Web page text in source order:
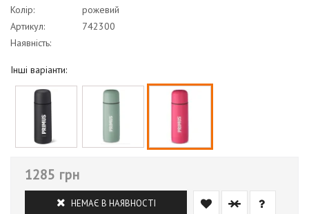
Колір:
рожевий
Артикул:
742300
Наявність:
Інші варіанти:
1285 грн
НЕМАЄ В НАЯВНОСТІ